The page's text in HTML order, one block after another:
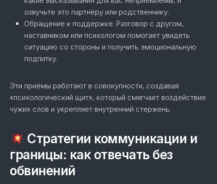
озвучьте это партнёру или родственнику.
Обращение к поддержке. Разговор с другом,
наставником или психологом помогает увидеть
ситуацию со стороны и получить эмоциональную
подпитку.
Эти приёмы работают в совокупности, создавая
«психологический щит», который смягчает воздействие
чужих слов и укрепляет внутренний стержень.
Стратегии коммуникации и
границы: как отвечать без
обвинений